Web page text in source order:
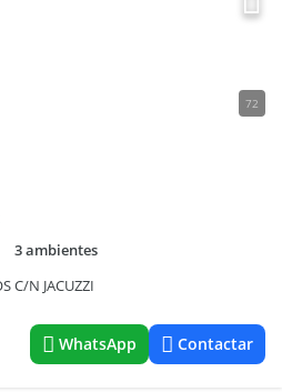
72
3 ambientes
C/N JACUZZI
WhatsApp Contactar